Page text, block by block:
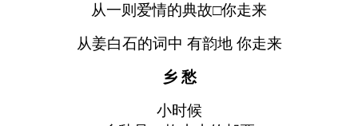
从一则爱情的典故□你走来
从姜白石的词中 有韵地 你走来
乡 愁
小时候